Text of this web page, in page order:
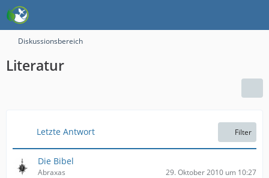
Diskussionsbereich
Literatur
Letzte Antwort Filter
Die Bibel
Abraxas 29. Oktober 2010 um 10:27